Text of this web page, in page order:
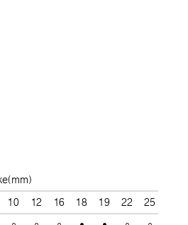
10 12 16 18 19 22 25